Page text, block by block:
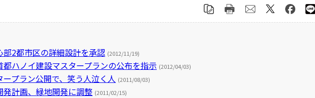
部2都市区の詳細設計を承認 (2012/11/19)
都ハノイ建設マスタープランの公布を指示 (2012/04/03)
ープラン公開で、笑う人泣く人 (2011/08/03)
発計画、緑地開発に調整 (2011/02/15)